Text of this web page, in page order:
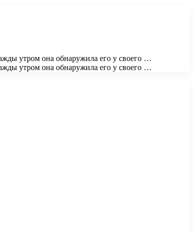
утром она обнаружила его у своего …
утром она обнаружила его у своего …